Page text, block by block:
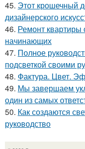
45. Этот крошечный
дизайнерского
46. Ремонт квартиры
начинающих
47. Полное
подсветкой своими
48. Фактура. Цвет.
49. Мы завершаем
один из самых
50. Как создаются
руководство